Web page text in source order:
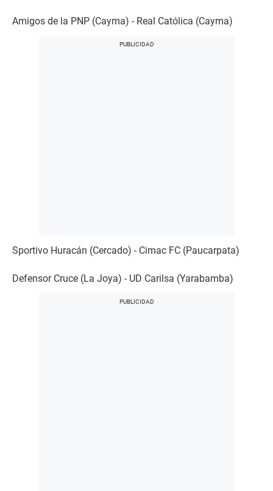
Amigos de la PNP (Cayma) - Real Católica (Cayma)
Sportivo Huracán (Cercado) - Cimac FC (Paucarpata)
Defensor Cruce (La Joya) - UD Carilsa (Yarabamba)